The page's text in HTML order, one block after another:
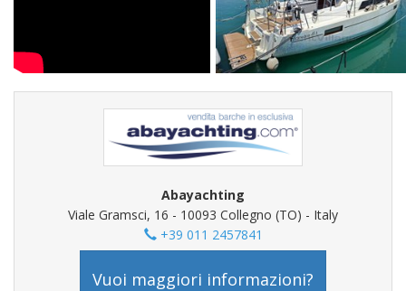
Abayachting
Viale Gramsci, 16 - 10093 Collegno (TO) - Italy
+39 011 2457841
Vuoi maggiori informazioni?